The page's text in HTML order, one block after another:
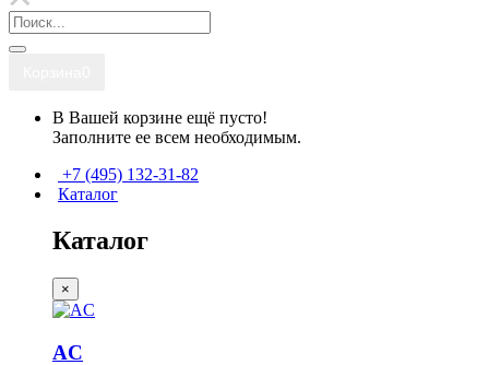
В Вашей корзине ещё пусто!
Заполните ее всем необходимым.
+7 (495) 132-31-82
Каталог
Каталог
×
AC